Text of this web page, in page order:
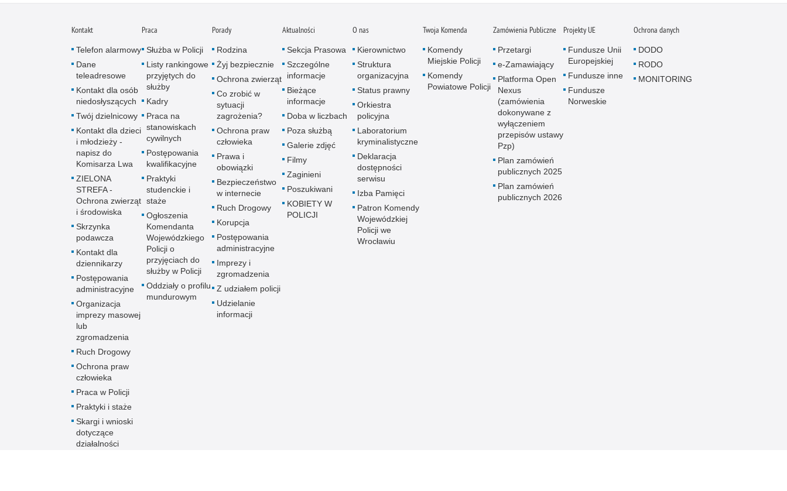
Kontakt
Telefon alarmowy
Dane
teleadresowe
Kontakt dla osób
niedosłyszących
Twój dzielnicowy
Kontakt dla dzieci
i młodzieży -
napisz do
Komisarza Lwa
ZIELONA
STREFA -
Ochrona zwierząt
i środowiska
Skrzynka
podawcza
Kontakt dla
dziennikarzy
Postępowania
administracyjne
Organizacja
imprezy masowej
lub
zgromadzenia
Ruch Drogowy
Ochrona praw
człowieka
Praca w Policji
Praktyki i staże
Skargi i wnioski
dotyczące
działalności
Praca
Służba w Policji
Listy rankingowe
przyjętych do
służby
Kadry
Praca na
stanowiskach
cywilnych
Postępowania
kwalifikacyjne
Praktyki
studenckie i
staże
Ogłoszenia
Komendanta
Wojewódzkiego
Policji o
przyjęciach do
służby w Policji
Oddziały o profilu
mundurowym
Porady
Rodzina
Żyj bezpiecznie
Ochrona zwierząt
Co zrobić w
sytuacji
zagrożenia?
Ochrona praw
człowieka
Prawa i
obowiązki
Bezpieczeństwo
w internecie
Ruch Drogowy
Korupcja
Postępowania
administracyjne
Imprezy i
zgromadzenia
Z udziałem policji
Udzielanie
informacji
Aktualności
Sekcja Prasowa
Szczególne
informacje
Bieżące
informacje
Doba w liczbach
Poza służbą
Galerie zdjęć
Filmy
Zaginieni
Poszukiwani
KOBIETY W
POLICJI
O nas
Kierownictwo
Struktura
organizacyjna
Status prawny
Orkiestra
policyjna
Laboratorium
kryminalistyczne
Deklaracja
dostępności
serwisu
Izba Pamięci
Patron Komendy
Wojewódzkiej
Policji we
Wrocławiu
Twoja Komenda
Komendy
Miejskie Policji
Komendy
Powiatowe Policji
Zamówienia Publiczne
Przetargi
e-Zamawiający
Platforma Open
Nexus
(zamówienia
dokonywane z
wyłączeniem
przepisów ustawy
Pzp)
Plan zamówień
publicznych 2025
Plan zamówień
publicznych 2026
Projekty UE
Fundusze Unii
Europejskiej
Fundusze inne
Fundusze
Norweskie
Ochrona danych
DODO
RODO
MONITORING